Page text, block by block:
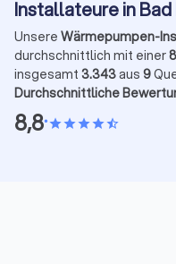
Installateure in
Unsere Wärmepumpen-
durchschnittlich mit einer
insgesamt 3.343aus 9
Durchschnittliche
8,8•starstarstarstarstar_half